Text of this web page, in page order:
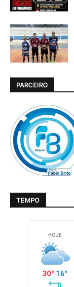
PARCEIRO
TEMPO